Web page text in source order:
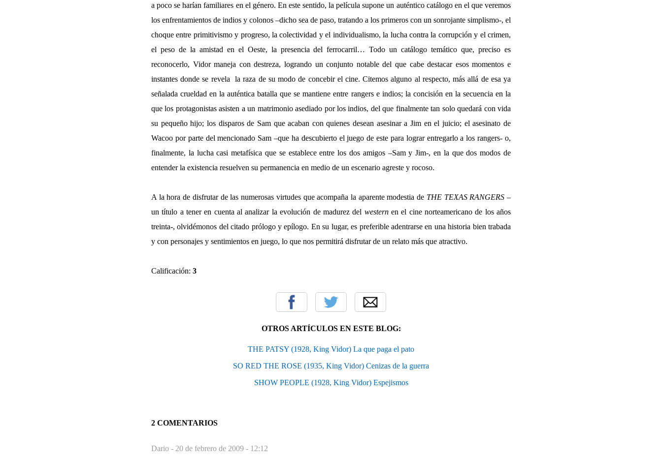
a poco se harían familiares en el género. En este sentido, la película supone un auténtico catálogo en el que veremos
los enfrentamientos de indios y colonos –dicho sea de paso, tratando a los primeros con un sonrojante simplismo-, el
choque entre primitivismo y progreso, la colectividad y el individualismo, la lucha contra la corrupción y el crimen,
el peso de la amistad en el Oeste, la presencia del ferrocarril… Todo un catálogo temático que, preciso es
reconocerlo, Vidor maneja con destreza, logrando un conjunto notable del que cabe destacar esos momentos e
instantes donde se revela
la raza de su modo de concebir el cine. Citemos alguno al respecto, más allá de esa ya
señalada crueldad en la auténtica batalla que se mantiene entre rangers e indios; la concisión en la secuencia en la
que los protagonistas asisten a un matrimonio asediado por los indios, del que finalmente tan solo quedará con vida
su pequeño hijo; los disparos de Sam que acaban con quienes desean asesinar a Jim en el juicio; el asesinato de
Wacoo por parte del mencionado Sam –que ha descubierto el juego de este para lograr entregarlo a los rangers- o,
finalmente, la lucha casi metafísica que se establece entre los dos amigos –Sam y Jim-, en la que dos modos de
entender la existencia resuelven su permanencia en medio de un escenario agreste y rocoso.
A la hora de disfrutar de las numerosas virtudes que acompaña la aparente modestia de THE TEXAS RANGERS –
un título a tener en cuenta al analizar la evolución de madurez del westernen el cine norteamericano de los años
treinta-, olvidémonos del citado prólogo y epílogo. En su lugar, es preferible adentrarse en una historia bien trabada
y con personajes y sentimientos en juego, lo que nos permitirá disfrutar de un relato más que atractivo.
Calificación: 3
OTROS ARTÍCULOS EN ESTE BLOG:
THE PATSY (1928, King Vidor) La que paga el pato
SO RED THE ROSE (1935, King Vidor) Cenizas de la guerra
SHOW PEOPLE (1928, King Vidor) Espejismos
2 COMENTARIOS
Dario - 20 de febrero de 2009 - 12:12